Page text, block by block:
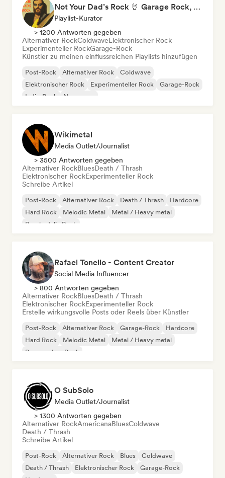
Not Your Dad’s Rock 🤘 Garage Rock, Alt-Rock & Indie Anthems
Playlist-Kurator
> 1200 Antworten gegeben
Alternativer RockColdwaveElektronischer Rock
Experimenteller RockGarage-Rock
Künstler zu meinen einflussreichen Playlists hinzufügen
Post-Rock Alternativer Rock
Coldwave
Elektronischer Rock
Experimenteller Rock
Garage-Rock
Indie-Rock
New wave
Wikimetal
Media Outlet/Journalist
> 3500 Antworten gegeben
Alternativer RockBluesDeath / Thrash
Elektronischer RockExperimenteller Rock
Schreibe Artikel
Post-Rock Alternativer Rock Death / Thrash
Hardcore
Hard Rock
Melodic Metal
Metal / Heavy metal
Psychedelic Rock
Rafael Tonello - Content Creator
Social Media Influencer
> 800 Antworten gegeben
Alternativer RockBluesDeath / Thrash
Elektronischer RockExperimenteller Rock
Erstelle wirkungsvolle Posts oder Reels über Künstler
Post-Rock Alternativer Rock Garage-Rock
Hardcore
Hard Rock
Melodic Metal
Metal / Heavy metal
Progressiver Rock
O SubSolo
Media Outlet/Journalist
> 1300 Antworten gegeben
Alternativer RockAmericanaBluesColdwave
Death / Thrash
Schreibe Artikel
Post-Rock Alternativer Rock Blues
Coldwave
Death / Thrash
Elektronischer Rock
Garage-Rock